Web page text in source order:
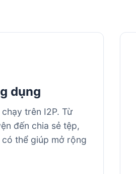
dụng
trên I2P. Từ
đến chia sẻ tệp,
thể giúp mở rộng